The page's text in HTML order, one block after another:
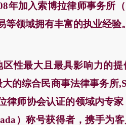
年加入索博拉律师事务所
等领域拥有丰富的执业经验
区性最大且最具影响力的
的综合民商事法律事务所,
律师协会认证的领域内专
）称号获得者，携手为